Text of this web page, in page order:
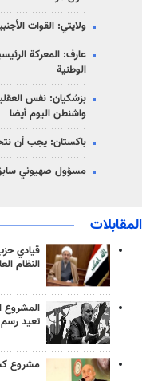
ولايتي: القوات
عارف: المعركة
الوطنية
بزشكيان: نفس
واشنطن اليوم أيضا
باكستان: يجب أن
مسؤول صهيوني
المقابلات
قيادي
النظام
المشروع
تعيد رسم
مشروع